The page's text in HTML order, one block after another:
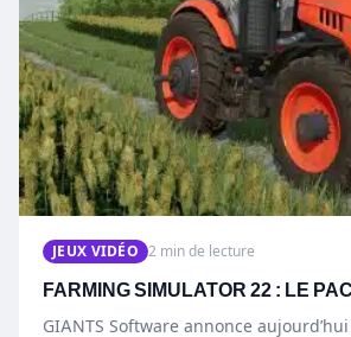
JEUX VIDÉO 2 min de lecture
FARMING SIMULATOR 22 : LE
GIANTS Software annonce